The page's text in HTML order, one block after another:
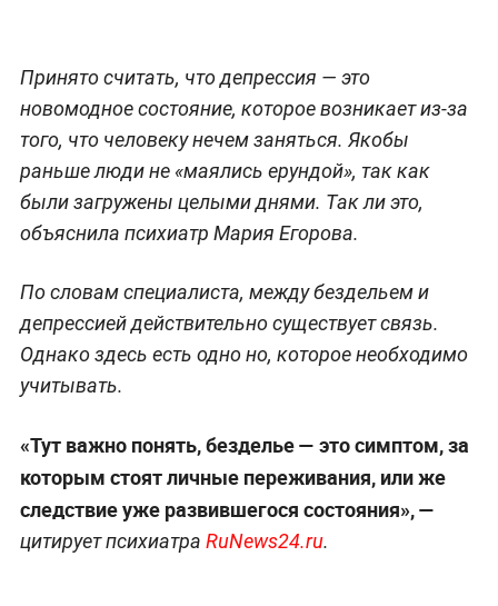
Принято считать, что депрессия — это
новомодное состояние, которое возникает из-за
того, что человеку нечем заняться. Якобы
раньше люди не «маялись ерундой», так как
были загружены целыми днями. Так ли это,
объяснила психиатр Мария Егорова.
По словам специалиста, между бездельем и
депрессией действительно существует связь.
Однако здесь есть одно но, которое необходимо
учитывать.
«Тут важно понять, безделье — это симптом, за
которым стоят личные переживания, или же
следствие уже развившегося состояния», —
цитирует психиатра RuNews24.ru.